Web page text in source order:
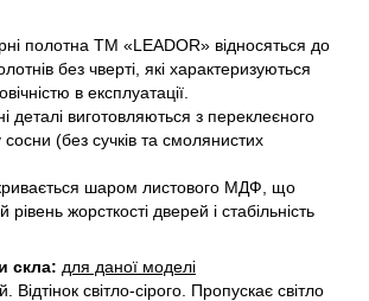
полотна ТМ «LEADOR» відносяться до
без чверті, які характеризуються
в експлуатації.
деталі виготовляються з переклеєного
(без сучків та смолянистих
шаром листового МДФ, що
жорсткості дверей і стабільність
скла: для даної моделі
Відтінок світло-сірого. Пропускає світло